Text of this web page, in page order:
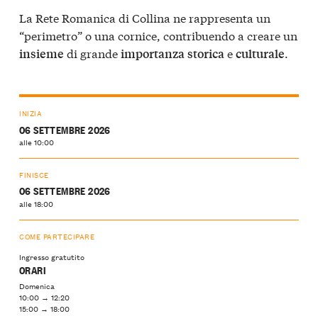
La Rete Romanica di Collina ne rappresenta un
“perimetro” o una cornice, contribuendo a creare un
insieme di grandeimportanzastoricaeculturale.
INIZIA
06 SETTEMBRE 2026
alle 10:00
FINISCE
06 SETTEMBRE 2026
alle 18:00
COME PARTECIPARE
Ingresso gratutito
ORARI
Domenica
10:00 → 12:20
15:00 → 18:00